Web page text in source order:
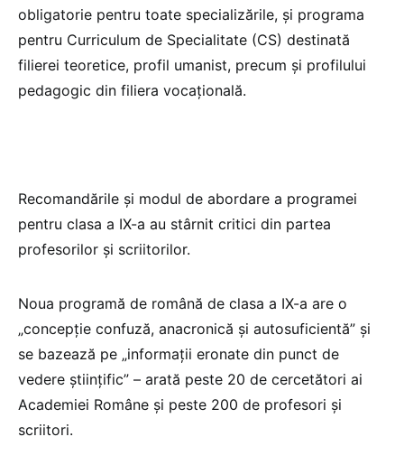
obligatorie pentru toate specializările, și programa
pentru Curriculum de Specialitate (CS) destinată
filierei teoretice, profil umanist, precum și profilului
pedagogic din filiera vocațională.
Recomandările și modul de abordare a programei
pentru clasa a IX-a au stârnit critici din partea
profesorilor și scriitorilor.
Noua programă de română de clasa a IX-a are o
„concepție confuză, anacronică și autosuficientă” și
se bazează pe „informații eronate din punct de
vedere științific” – arată peste 20 de cercetători ai
Academiei Române și peste 200 de profesori și
scriitori.